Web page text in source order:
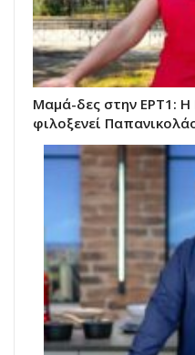
Μαμά-δες στην ΕΡΤ1: Η
φιλοξενεί